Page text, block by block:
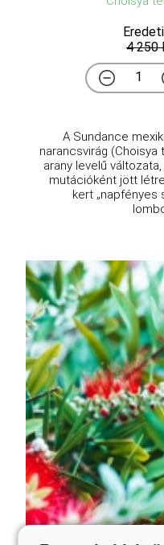
4 250
A Sundance
narancsvirág (Choisya
arany levelű
mutációként jött
kert „napfényes